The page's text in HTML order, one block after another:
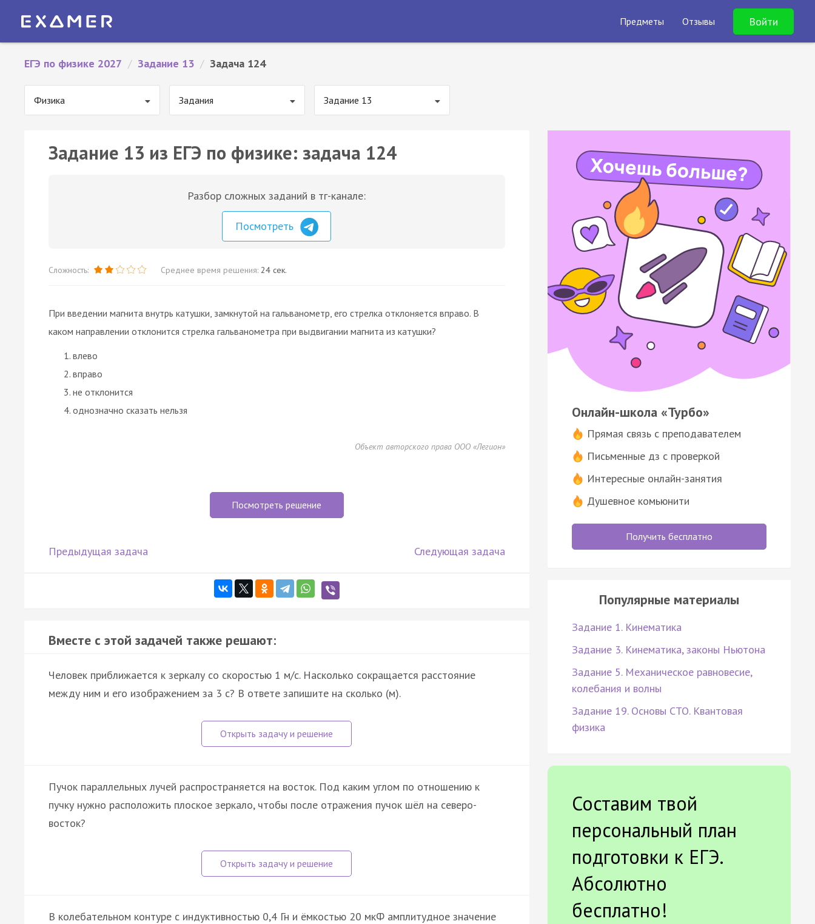
Предметы Отзывы Войти
ЕГЭ по физике 2027 / Задание 13 / Задача 124
Физика Задания Задание 13
Задание 13 из ЕГЭ по физике: задача 124
Разбор сложных заданий в тг-канале:
Посмотреть
Сложность: Среднее время решения: 24 сек.
При введении магнита внутрь катушки, замкнутой на гальванометр, его стрелка отклоняется вправо. В
каком направлении отклонится стрелка гальванометра при выдвигании магнита из катушки?
влево
вправо
не отклонится
однозначно сказать нельзя
Объект авторского права ООО «Легион»
Посмотреть решение
Предыдущая задача Следующая задача
Вместе с этой задачей также решают:
Человек приближается к зеркалу со скоростью 1 м/с. Насколько сокращается расстояние
между ним и его изображением за 3 с? В ответе запишите на сколько (м).
Пучок параллельных лучей распространяется на восток. Под каким углом по отношению к
пучку нужно расположить плоское зеркало, чтобы после отражения пучок шёл на северо-
восток?
В колебательном контуре с индуктивностью 0,4 Гн и ёмкостью 20 мкФ амплитудное значение
Онлайн-школа «Турбо»
Прямая связь с преподавателем
Письменные дз с проверкой
Интересные онлайн-занятия
Душевное комьюнити
Получить бесплатно
Популярные материалы
Задание 1. Кинематика
Задание 3. Кинематика, законы Ньютона
Задание 5. Механическое равновесие,
колебания и волны
Задание 19. Основы СТО. Квантовая
физика
Составим твой
персональный план
подготовки к ЕГЭ.
Абсолютно
бесплатно!